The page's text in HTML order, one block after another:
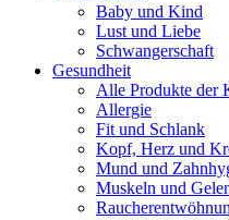
Baby und Kind
Lust und Liebe
Schwangerschaft
Gesundheit
Alle Produkte der
Allergie
Fit und Schlank
Kopf, Herz und
Mund und
Muskeln und